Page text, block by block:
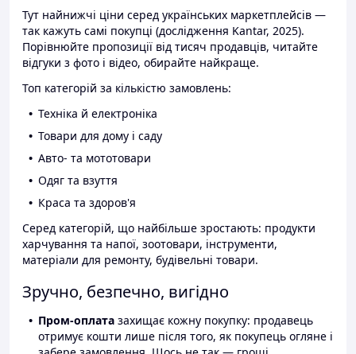
Тут найнижчі ціни серед українських маркетплейсів —
так кажуть самі покупці (дослідження Kantar, 2025).
Порівнюйте пропозиції від тисяч продавців, читайте
відгуки з фото і відео, обирайте найкраще.
Топ категорій за кількістю замовлень:
Техніка й електроніка
Товари для дому і саду
Авто- та мототовари
Одяг та взуття
Краса та здоров'я
Серед категорій, що найбільше зростають: продукти
харчування та напої, зоотовари, інструменти,
матеріали для ремонту, будівельні товари.
Зручно, безпечно, вигідно
Пром-оплата захищає кожну покупку: продавець
отримує кошти лише після того, як покупець огляне і